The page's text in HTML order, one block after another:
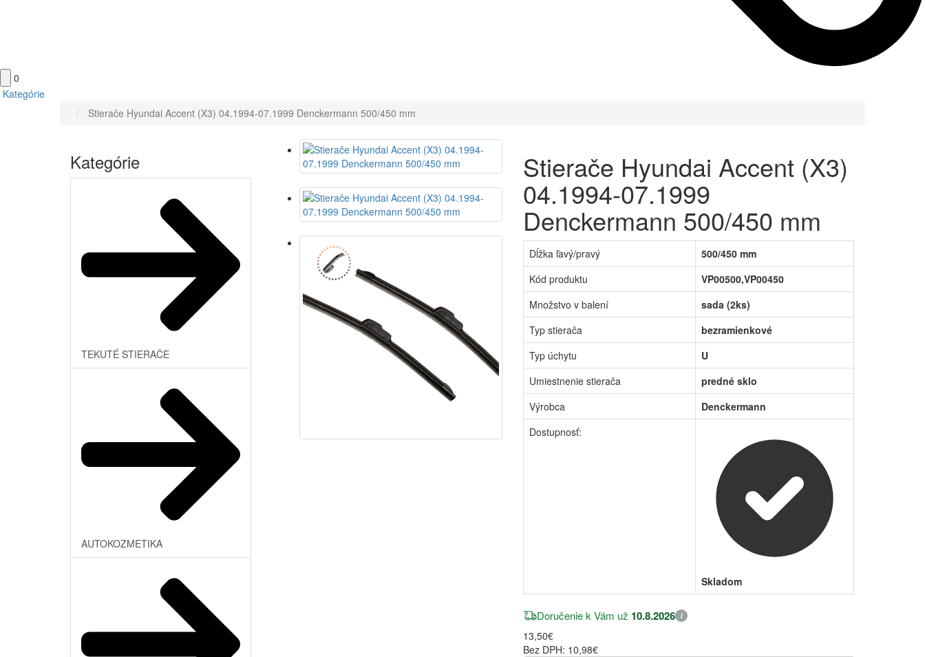
0
Kategórie
Stierače Hyundai Accent (X3) 04.1994-07.1999 Denckermann 500/450 mm
Kategórie
TEKUTÉ STIERAČE
AUTOKOZMETIKA
Stierače Hyundai Accent (X3)
04.1994-07.1999
Denckermann 500/450 mm
Dĺžka ľavý/pravý
500/450 mm
Kód produktu
VP00500,VP00450
Množstvo v balení
sada (2ks)
Typ stierača
bezramienkové
Typ úchytu
U
Umiestnenie stierača
predné sklo
Výrobca
Denckermann
Dostupnosť:
Skladom
Doručenie k Vám už 10.8.2026 i
13,50€
Bez DPH: 10,98€